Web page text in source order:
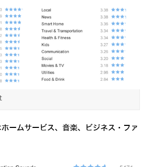
ームサービス、音楽、ビジネス・ファ